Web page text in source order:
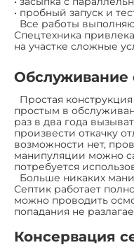
• пробный запуск и
Все работы
Спецтехника
на участке сложные
Обслуживание
Простая
простым в
раз в два года
произвести откачку
возможности нет,
манипуляции можно
потребуется
Больше никаких
Септик работает
можно проводить
попадания не
Консервация